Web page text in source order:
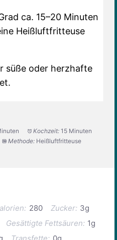
ca. 15–20 Minuten
Heißluftfritteuse
süße oder herzhafte
Kochzeit: 15 Minuten
Methode: Heißluftfritteuse
280 Zucker: 3g
Gesättigte Fettsäuren: 1g